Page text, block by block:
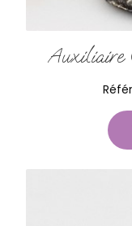
Auxiliaire